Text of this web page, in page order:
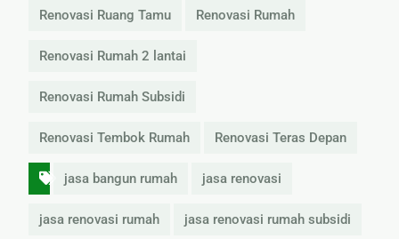
Renovasi Ruang Tamu Renovasi Rumah
Renovasi Rumah 2 lantai
Renovasi Rumah Subsidi
Renovasi Tembok Rumah Renovasi Teras Depan
jasa bangun rumah jasa renovasi
jasa renovasi rumah jasa renovasi rumah subsidi